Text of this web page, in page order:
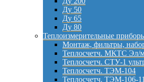
Ду 50
Ду 65
Ду 80
Теплоизмерительные
Монтаж, фильтры,
Теплосчетч. МКТС Эл/
Теплосчетч. СТУ-1
Теплосчетч. ТЭМ-104
Теплосчетч. ТЭМ-106-